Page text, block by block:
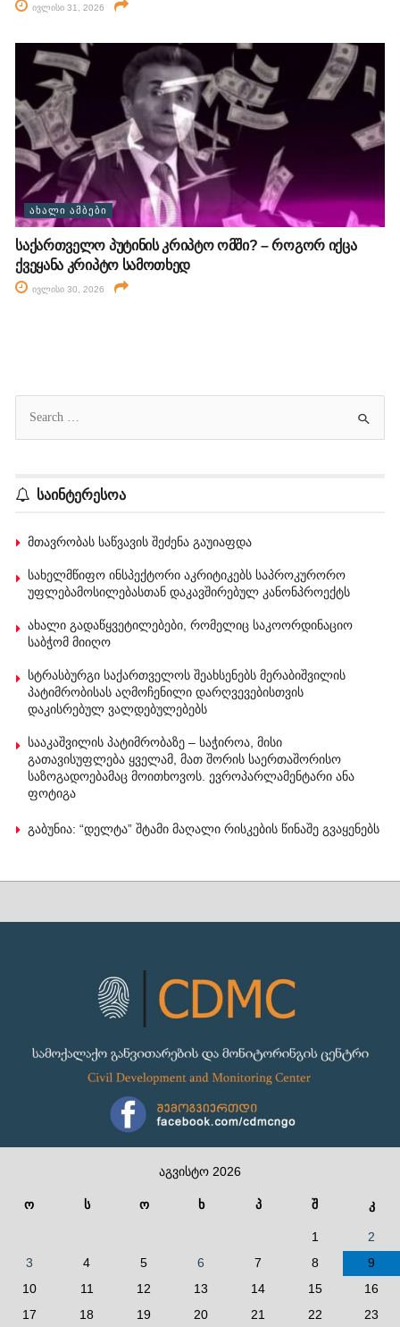
ივლისი 31, 2026
ᲐᲮᲐᲚᲘ ᲐᲛᲑᲔᲑᲘ
საქართველო პუტინის კრიპტო ომში? – როგორ იქცა
ქვეყანა კრიპტო სამოთხედ
ივლისი 30, 2026
საინტერესოა
მთავრობას საწვავის შეძენა გაუიაფდა
სახელმწიფო ინსპექტორი აკრიტიკებს საპროკურორო
უფლებამოსილებასთან დაკავშირებულ კანონპროექტს
ახალი გადაწყვეტილებები, რომელიც საკოორდინაციო
საბჭომ მიიღო
სტრასბურგი საქართველოს შეახსენებს მერაბიშვილის
პატიმრობისას აღმოჩენილი დარღვევებისთვის
დაკისრებულ ვალდებულებებს
სააკაშვილის პატიმრობაზე – საჭიროა, მისი
გათავისუფლება ყველამ, მათ შორის საერთაშორისო
საზოგადოებამაც მოითხოვოს. ევროპარლამენტარი ანა
ფოტიგა
გაბუნია: “დელტა” შტამი მაღალი რისკების წინაშე გვაყენებს
აგვისტო 2026
ო ს ო ხ პ შ კ
1
2
3
4 5 6 7 8
9
10
11 12 13 14 15
16
17
18 19 20 21 22 23